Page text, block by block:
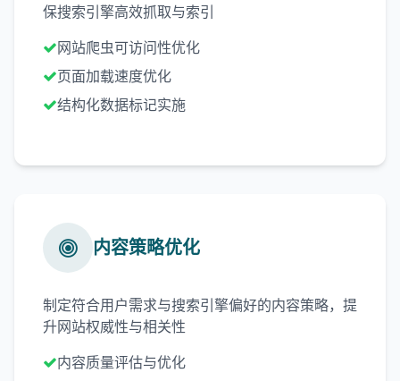
保搜索引擎高效抓取与索引
网站爬虫可访问性优化
页面加载速度优化
结构化数据标记实施
内容策略优化
制定符合用户需求与搜索引擎偏好的内容策略，提
升网站权威性与相关性
内容质量评估与优化